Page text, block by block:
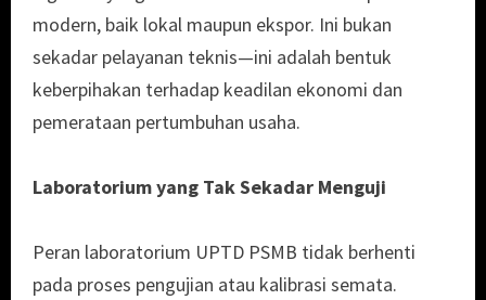
modern, baik lokal maupun ekspor. Ini bukan
sekadar pelayanan teknis—ini adalah bentuk
keberpihakan terhadap keadilan ekonomi dan
pemerataan pertumbuhan usaha.
Laboratorium yang Tak Sekadar Menguji
Peran laboratorium UPTD PSMB tidak berhenti
pada proses pengujian atau kalibrasi semata.